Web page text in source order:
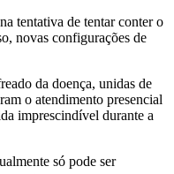
tentativa de tentar conter o
novas configurações de
da doença, unidas de
o atendimento presencial
imprescindível durante a
só pode ser